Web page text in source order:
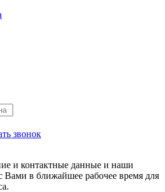
звонок
и контактные данные и наши
Вами в ближайшее рабочее время для